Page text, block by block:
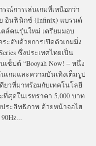
รณ์การเล่นเกมที่เหนือกว่า
อินฟินิกซ์ (Infinix) แบรนด์
ล์คนรุ่นใหม่ เตรียมมอบ
ะดับด้วยการเปิดตัวเกมมิ่ง
ซึ่งประเทศไทยเป็น
ซ็ปต์ “Booyah Now! – หนึ่ง
เกมและความบันเทิงเต็มรูป
วที่มาพร้อมกับเทคโนโลยี
ที่สุดในเรทราคา 5,000 บาท
ระสิทธิภาพ ด้วยหน้าจอไฮ